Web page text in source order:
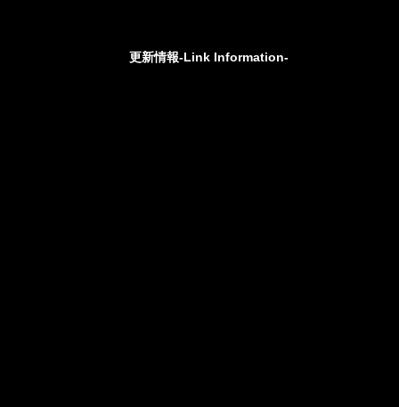
更新情報-Link Information-